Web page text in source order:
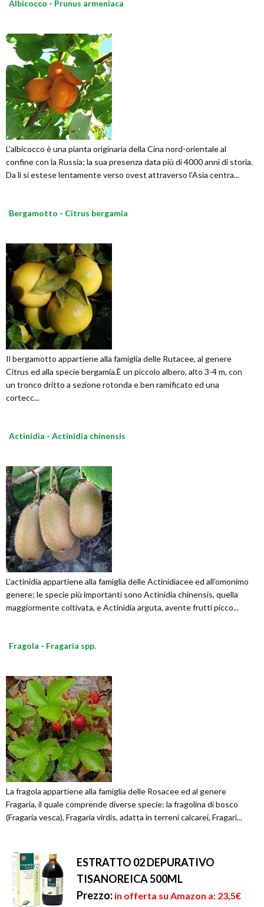
Albicocco - Prunus armeniaca
L'albicocco è una pianta originaria della Cina nord-orientale al
confine con la Russia; la sua presenza data più di 4000 anni di storia.
Da lì si estese lentamente verso ovest attraverso l'Asia centra...
Bergamotto - Citrus bergamia
Il bergamotto appartiene alla famiglia delle Rutacee, al genere
Citrus ed alla specie bergamia.È un piccolo albero, alto 3-4 m, con
un tronco dritto a sezione rotonda e ben ramificato ed una
cortecc...
Actinidia - Actinidia chinensis
L’actinidia appartiene alla famiglia delle Actinidiacee ed all’omonimo
genere; le specie più importanti sono Actinidia chinensis, quella
maggiormente coltivata, e Actinidia arguta, avente frutti picco...
Fragola - Fragaria spp.
La fragola appartiene alla famiglia delle Rosacee ed al genere
Fragaria, il quale comprende diverse specie: la fragolina di bosco
(Fragaria vesca), Fragaria virdis, adatta in terreni calcarei, Fragari...
ESTRATTO 02 DEPURATIVO
TISANOREICA 500ML
Prezzo: in offerta su Amazon a: 23,5€